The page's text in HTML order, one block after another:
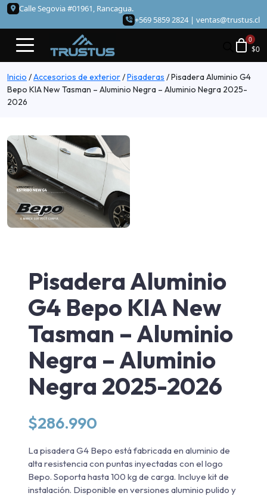
Calle Segovia #01961, Rancagua.
+569 5859 2824 | ventas@trustus.cl
$0
Inicio /Accesorios de exterior/Pisaderas /Pisadera Aluminio G4
Bepo KIA New Tasman – Aluminio Negra – Aluminio Negra 2025-
2026
Pisadera Aluminio
G4 Bepo KIA New
Tasman – Aluminio
Negra – Aluminio
Negra 2025-2026
$286.990
La pisadera G4 Bepo está fabricada en aluminio de
alta resistencia con puntas inyectadas con el logo
Bepo. Soporta hasta 100 kg de carga. Incluye kit de
instalación. Disponible en versiones aluminio pulido y